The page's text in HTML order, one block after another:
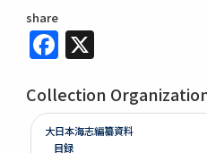
share
Facebook
Collection
大日本海志編纂資料
目録